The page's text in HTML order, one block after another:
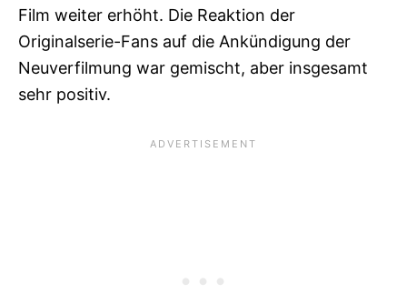
Film weiter erhöht. Die Reaktion der
Originalserie-Fans auf die Ankündigung der
Neuverfilmung war gemischt, aber insgesamt
sehr positiv.